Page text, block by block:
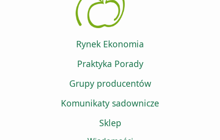
Rynek Ekonomia
Praktyka Porady
Grupy producentów
Komunikaty sadownicze
Sklep